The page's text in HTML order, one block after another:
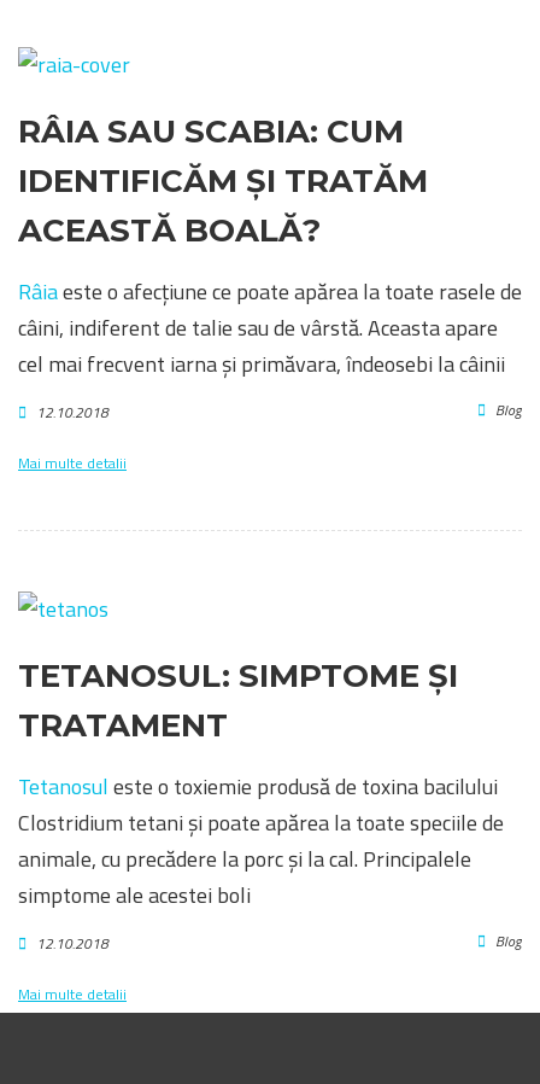
RÂIA SAU SCABIA: CUM
IDENTIFICĂM ȘI TRATĂM
ACEASTĂ BOALĂ?
Râiaeste o afecțiune ce poate apărea la toate rasele de
câini, indiferent de talie sau de vârstă. Aceasta apare
cel mai frecvent iarna și primăvara, îndeosebi la câinii
12.10.2018 Blog
Mai multe detalii
TETANOSUL: SIMPTOME ȘI
TRATAMENT
Tetanosuleste o toxiemie produsă de toxina bacilului
Clostridium tetani și poate apărea la toate speciile de
animale, cu precădere la porc și la cal. Principalele
simptome ale acestei boli
12.10.2018 Blog
Mai multe detalii